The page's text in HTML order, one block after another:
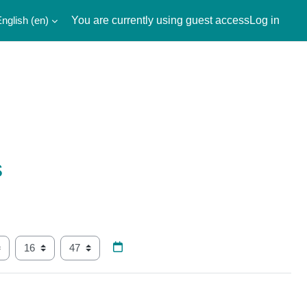
‎(en)‎ You are currently using guest accessLog in
Hour Minute